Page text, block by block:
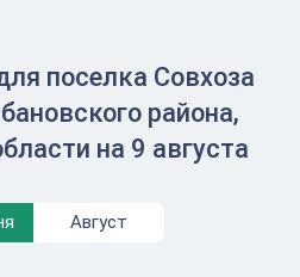
поселка Совхоза
района,
на 9 августа
Август